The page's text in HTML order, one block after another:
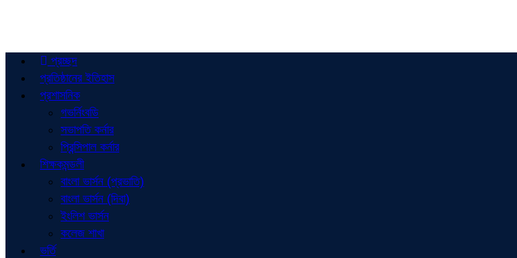
প্রচ্ছদ
প্রতিষ্ঠানের ইতিহাস
প্রশাসনিক
গভর্নিংবডি
সভাপতি কর্নার
প্রিন্সিপাল কর্নার
শিক্ষকমন্ডলী
বাংলা ভার্সন (প্রভাতি)
বাংলা ভার্সন (দিবা)
ইংলিশ ভার্সন
কলেজ শাখা
ভর্তি